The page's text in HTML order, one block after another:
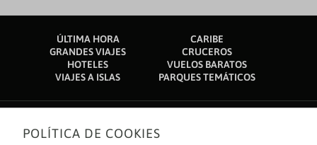
ÚLTIMA HORA
CARIBE
GRANDES VIAJES
CRUCEROS
HOTELES
VUELOS BARATOS
VIAJES A ISLAS
PARQUES TEMÁTICOS
Sobre nosotros
POLÍTICA DE COOKIES